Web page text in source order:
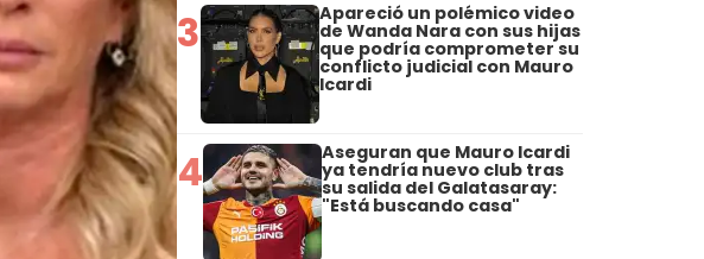
3 Apareció un polémico video
de Wanda Nara con sus hijas
que podría comprometer su
conflicto judicial con Mauro
Icardi
4 Aseguran que Mauro Icardi
ya tendría nuevo club tras
su salida del Galatasaray:
"Está buscando casa"